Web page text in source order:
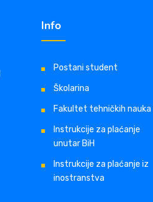
Info
Postani student
Školarina
Fakultet tehničkih nauka
Instrukcije za plaćanje
unutar BiH
Instrukcije za plaćanje iz
inostranstva